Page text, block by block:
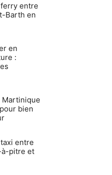
ferry entre
Barth en
en
:
Martinique
bien
entre
à-pitre et